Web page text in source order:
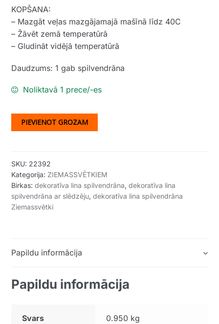
KOPŠANA:
– Mazgāt veļas mazgājamajā mašīnā līdz 40C
– Žāvēt zemā temperatūrā
– Gludināt vidējā temperatūrā
Daudzums: 1 gab spilvendrāna
Noliktavā 1 prece/-es
PIEVIENOT GROZAM
SKU: 22392
Kategorija: ZIEMASSVĒTKIEM
Birkas: dekoratīva lina spilvendrāna, dekoratīva lina
spilvendrāna ar slēdzēju, dekoratīva lina spilvendrāna
Ziemassvētki
Papildu informācija
Papildu informācija
Svars 0.950 kg